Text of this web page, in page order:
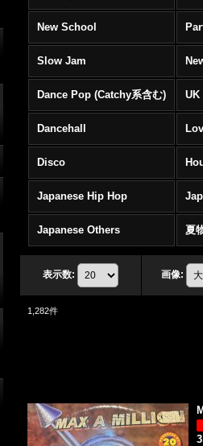
New School
Slow Jam
Dance Pop (Catchy系含む) UK
Dancehall
Disco
Japanese Hip Hop
Japanese Others 夏
表示数: 画像:
1,282件